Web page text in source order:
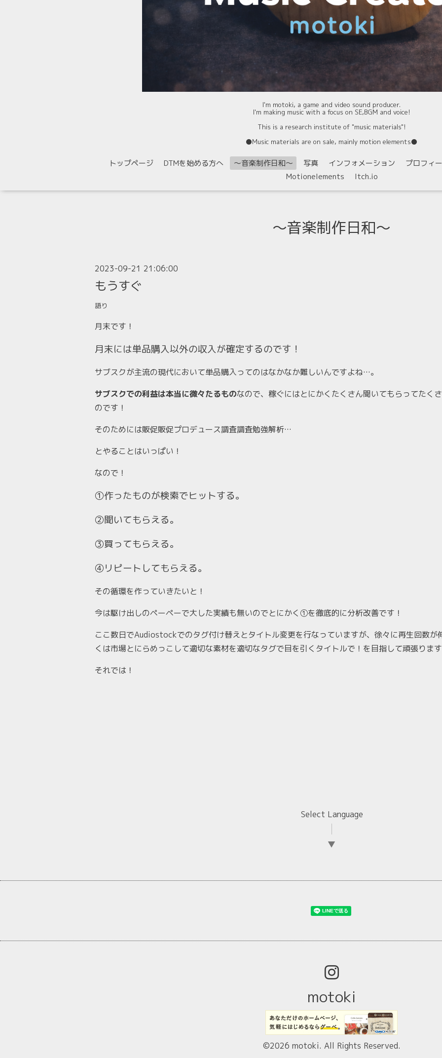
I'm motoki, a game and video sound producer.
I'm making music with a focus on SE,BGM and voice!
This is a research institute of "music materials"!
⚫️Music materials are on sale, mainly motion elements⚫️
トップページ DTMを始める方へ 〜音楽制作日和〜 写真 インフォメーション プロフィ
Motionelements
Itch.io
〜音楽制作日和〜
2023-09-21 21:06:00
もうすぐ
語り
月末です！
月末には単品購入以外の収入が確定するのです！
サブスクが主流の現代において単品購入ってのはなかなか難しいんですよね…。
サブスクでの利益は本当に微々たるものなので、稼ぐにはとにかくたくさん聞いてもらってたく
のです！
そのためには販促販促プロデュース調査調査勉強解析…
とやることはいっぱい！
なので！
①作ったものが検索でヒットする。
②聞いてもらえる。
③買ってもらえる。
④リピートしてもらえる。
その循環を作っていきたいと！
今は駆け出しのペーペーで大した実績も無いのでとにかく①を徹底的に分析改善です！
ここ数日でAudiostockでのタグ付け替えとタイトル変更を行なっていますが、徐々に再生回数が
くは市場とにらめっこして適切な素材を適切なタグで目を引くタイトルで！を目指して頑張ります
それでは！
Select Language
▼
motoki
©2026 motoki. All Rights Reserved.